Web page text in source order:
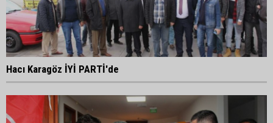
Hacı Karagöz İYİ PARTİ'de